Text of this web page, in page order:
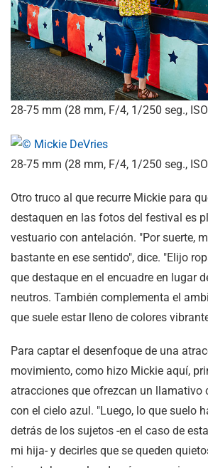
28-75 mm (28 mm, F/4, 1/250 seg.,
28-75 mm (28 mm, F/4, 1/250 seg.,
Otro truco al que recurre Mickie para
destaquen en las fotos del festival es
vestuario con antelación. "Por suerte,
bastante en ese sentido", dice. "Elijo
que destaque en el encuadre en lugar
neutros. También complementa el
que suele estar lleno de colores
Para captar el desenfoque de una
movimiento, como hizo Mickie aquí,
atracciones que ofrezcan un llamativo
con el cielo azul. "Luego, lo que suelo
detrás de los sujetos -en el caso de
mi hija- y decirles que se queden